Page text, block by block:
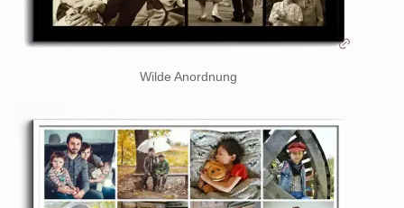
Wilde Anordnung